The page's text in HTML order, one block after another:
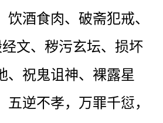
饮酒食肉、破斋犯戒、
文、秽污玄坛、损坏
、祝鬼诅神、裸露星
五逆不孝，万罪千愆，